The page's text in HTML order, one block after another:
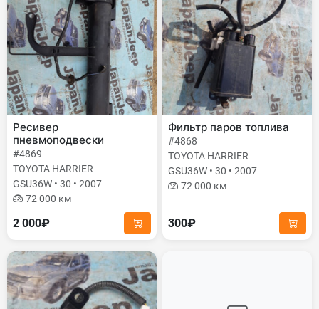
Ресивер
пневмоподвески
#4869
TOYOTA HARRIER
GSU36W • 30 • 2007
72 000 км
2 000₽
Фильтр паров топлива
#4868
TOYOTA HARRIER
GSU36W • 30 • 2007
72 000 км
300₽